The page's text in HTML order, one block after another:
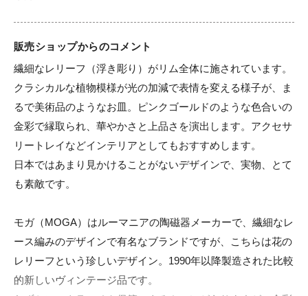
販売ショップからのコメント
繊細なレリーフ（浮き彫り）がリム全体に施されています。
クラシカルな植物模様が光の加減で表情を変える様子が、ま
るで美術品のようなお皿。ピンクゴールドのような色合いの
金彩で縁取られ、華やかさと上品さを演出します。アクセサ
リートレイなどインテリアとしてもおすすめします。
日本ではあまり見かけることがないデザインで、実物、とて
も素敵です。
モガ（MOGA）はルーマニアの陶磁器メーカーで、繊細なレ
ース編みのデザインで有名なブランドですが、こちらは花の
レリーフという珍しいデザイン。1990年以降製造された比較
的新しいヴィンテージ品です。